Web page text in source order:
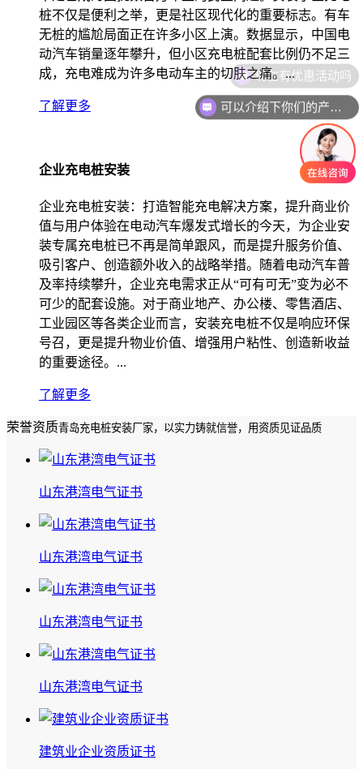
桩不仅是便利之举，更是社区现代化的重要标志。有车
无桩的尴尬局面正在许多小区上演。数据显示，中国电
动汽车销量逐年攀升，但小区充电桩配套比例仍不足三
成，充电难成为许多电动车主的切肤之痛。...
了解更多
企业充电桩安装
企业充电桩安装：打造智能充电解决方案，提升商业价
值与用户体验在电动汽车爆发式增长的今天，为企业安
装专属充电桩已不再是简单跟风，而是提升服务价值、
吸引客户、创造额外收入的战略举措。随着电动汽车普
及率持续攀升，企业充电需求正从“可有可无”变为必不
可少的配套设施。对于商业地产、办公楼、零售酒店、
工业园区等各类企业而言，安装充电桩不仅是响应环保
号召，更是提升物业价值、增强用户粘性、创造新收益
的重要途径。...
了解更多
荣誉资质青岛充电桩安装厂家，以实力铸就信誉，用资质见证品质
山东港湾电气证书
山东港湾电气证书
山东港湾电气证书
山东港湾电气证书
建筑业企业资质证书